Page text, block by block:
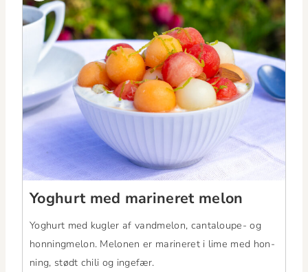
Yoghurt med marineret melon
Yoghurt med kugler af vand­mel­on, can­taloupe- og
hon­ning­mel­on. Mel­o­nen er marineret i lime med hon­
ning, stødt chili og ingefær.